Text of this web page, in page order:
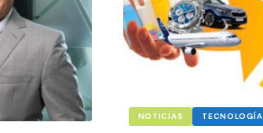
NOTICIAS TECNOLOGÍA